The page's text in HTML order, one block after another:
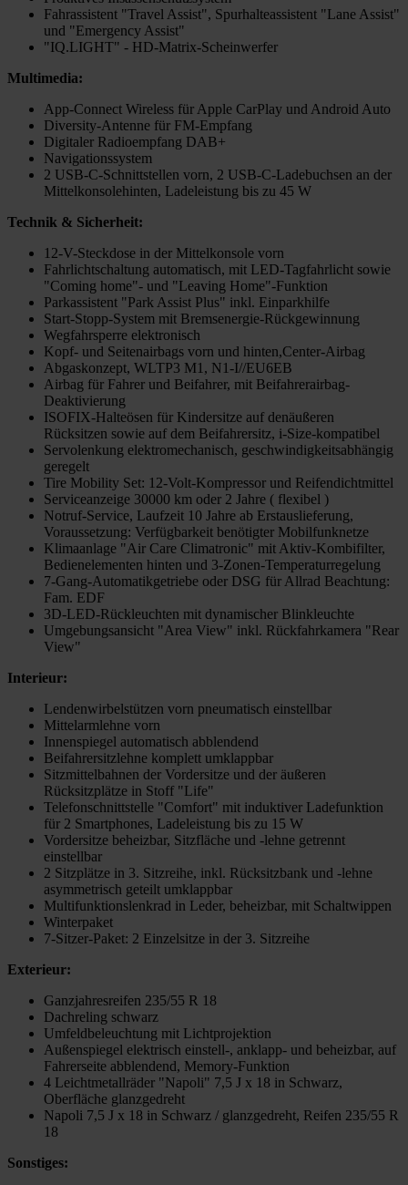
Fahrassistent "Travel Assist", Spurhalteassistent "Lane Assist"
und "Emergency Assist"
"IQ.LIGHT" - HD-Matrix-Scheinwerfer
Multimedia:
App-Connect Wireless für Apple CarPlay und Android Auto
Diversity-Antenne für FM-Empfang
Digitaler Radioempfang DAB+
Navigationssystem
2 USB-C-Schnittstellen vorn, 2 USB-C-Ladebuchsen an der
Mittelkonsolehinten, Ladeleistung bis zu 45 W
Technik & Sicherheit:
12-V-Steckdose in der Mittelkonsole vorn
Fahrlichtschaltung automatisch, mit LED-Tagfahrlicht sowie
"Coming home"- und "Leaving Home"-Funktion
Parkassistent "Park Assist Plus" inkl. Einparkhilfe
Start-Stopp-System mit Bremsenergie-Rückgewinnung
Wegfahrsperre elektronisch
Kopf- und Seitenairbags vorn und hinten,Center-Airbag
Abgaskonzept, WLTP3 M1, N1-I//EU6EB
Airbag für Fahrer und Beifahrer, mit Beifahrerairbag-
Deaktivierung
ISOFIX-Halteösen für Kindersitze auf denäußeren
Rücksitzen sowie auf dem Beifahrersitz, i-Size-kompatibel
Servolenkung elektromechanisch, geschwindigkeitsabhängig
geregelt
Tire Mobility Set: 12-Volt-Kompressor und Reifendichtmittel
Serviceanzeige 30000 km oder 2 Jahre ( flexibel )
Notruf-Service, Laufzeit 10 Jahre ab Erstauslieferung,
Voraussetzung: Verfügbarkeit benötigter Mobilfunknetze
Klimaanlage "Air Care Climatronic" mit Aktiv-Kombifilter,
Bedienelementen hinten und 3-Zonen-Temperaturregelung
7-Gang-Automatikgetriebe oder DSG für Allrad Beachtung:
Fam. EDF
3D-LED-Rückleuchten mit dynamischer Blinkleuchte
Umgebungsansicht "Area View" inkl. Rückfahrkamera "Rear
View"
Interieur:
Lendenwirbelstützen vorn pneumatisch einstellbar
Mittelarmlehne vorn
Innenspiegel automatisch abblendend
Beifahrersitzlehne komplett umklappbar
Sitzmittelbahnen der Vordersitze und der äußeren
Rücksitzplätze in Stoff "Life"
Telefonschnittstelle "Comfort" mit induktiver Ladefunktion
für 2 Smartphones, Ladeleistung bis zu 15 W
Vordersitze beheizbar, Sitzfläche und -lehne getrennt
einstellbar
2 Sitzplätze in 3. Sitzreihe, inkl. Rücksitzbank und -lehne
asymmetrisch geteilt umklappbar
Multifunktionslenkrad in Leder, beheizbar, mit Schaltwippen
Winterpaket
7-Sitzer-Paket: 2 Einzelsitze in der 3. Sitzreihe
Exterieur:
Ganzjahresreifen 235/55 R 18
Dachreling schwarz
Umfeldbeleuchtung mit Lichtprojektion
Außenspiegel elektrisch einstell-, anklapp- und beheizbar, auf
Fahrerseite abblendend, Memory-Funktion
4 Leichtmetallräder "Napoli" 7,5 J x 18 in Schwarz,
Oberfläche glanzgedreht
Napoli 7,5 J x 18 in Schwarz / glanzgedreht, Reifen 235/55 R
18
Sonstiges: